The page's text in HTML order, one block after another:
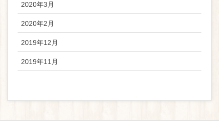
2020年3月
2020年2月
2019年12月
2019年11月